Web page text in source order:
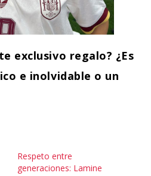
exclusivo regalo? ¿Es
e inolvidable o un
Respeto entre
generaciones: Lamine